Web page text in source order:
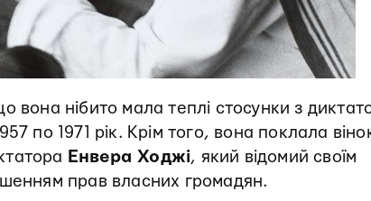
вона нібито мала теплі стосунки з
по 1971 рік. Крім того, вона поклала
Енвера Ходжі, який відомий своїм
прав власних громадян.